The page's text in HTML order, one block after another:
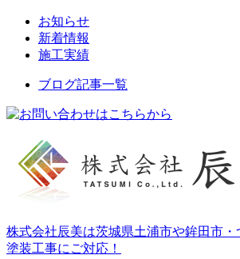
お知らせ
新着情報
施工実績
ブログ記事一覧
株式会社辰美は茨城県土浦市や鉾田市
塗装工事にご対応！